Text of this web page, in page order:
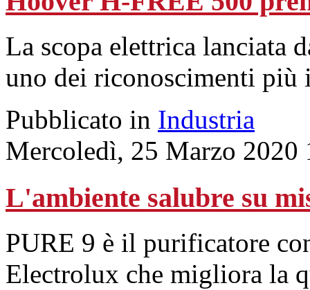
La scopa elettrica lanciata
uno dei riconoscimenti più
Pubblicato in Industria
Mercoledì, 25 Marzo 2020
L'ambiente salubre su
PURE 9 è il purificatore
Electrolux che migliora la